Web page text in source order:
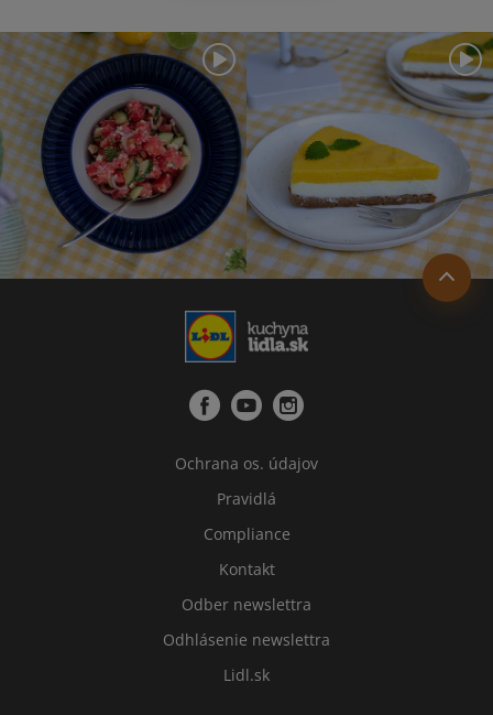
Ochrana os. údajov
Pravidlá
Compliance
Kontakt
Odber newslettra
Odhlásenie newslettra
Lidl.sk